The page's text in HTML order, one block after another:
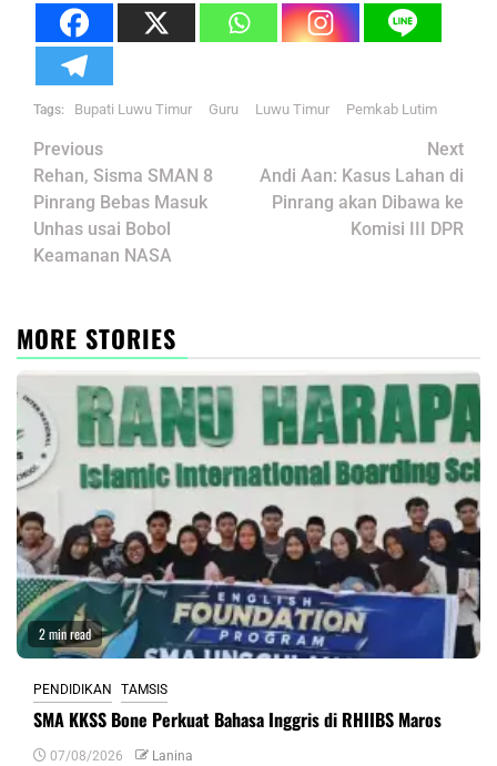
Tags: Bupati Luwu Timur Guru Luwu Timur Pemkab Lutim
Post
navigation
Previous
Rehan, Sisma SMAN 8
Pinrang Bebas Masuk
Unhas usai Bobol
Keamanan NASA
Next
Andi Aan: Kasus Lahan di
Pinrang akan Dibawa ke
Komisi III DPR
MORE STORIES
2 min read
PENDIDIKAN TAMSIS
SMA KKSS Bone Perkuat Bahasa Inggris di RHIIBS Maros
07/08/2026 Lanina